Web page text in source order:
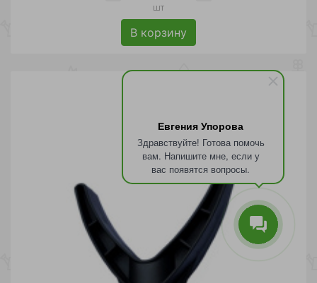
Евгения Упорова
Здравствуйте! Готова помочь
вам. Напишите мне, если у
вас появятся вопросы.
шт
В корзину